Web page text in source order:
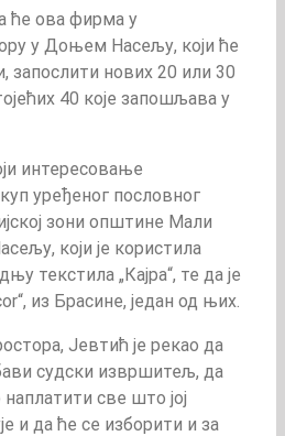
ће ова фирма у
у Доњем Насељу, који ће
запослити нових 20 или 30
40 које запошљава у
интересовање
уређеног пословног
зони општине Мали
који је користила
текстила „Кајра“, те да је
из Брасине, један од њих.
Јевтић је рекао да
судски извршитељ, да
све што јој
и да ће се изборити и за